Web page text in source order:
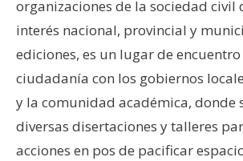
organizaciones de la sociedad civil
interés nacional, provincial y
ediciones, es un lugar de encuentro
ciudadanía con los gobiernos
y la comunidad académica, donde
diversas disertaciones y talleres
acciones en pos de pacificar